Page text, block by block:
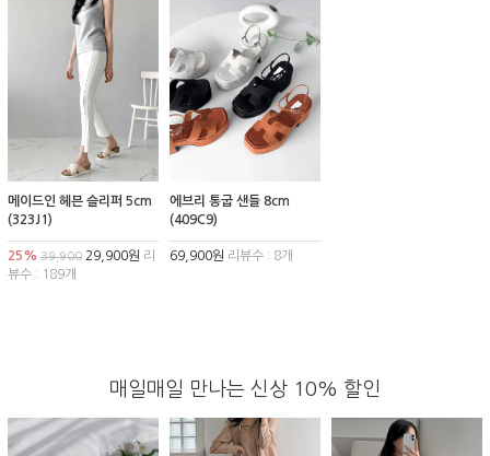
메이드인 헤븐 슬리퍼 5cm
(323J1)
25% 39,900 29,900원 리
뷰수 : 189개
에브리 통굽 샌들 8cm
(409C9)
69,900원 리뷰수 : 8개
매일매일 만나는 신상 10% 할인